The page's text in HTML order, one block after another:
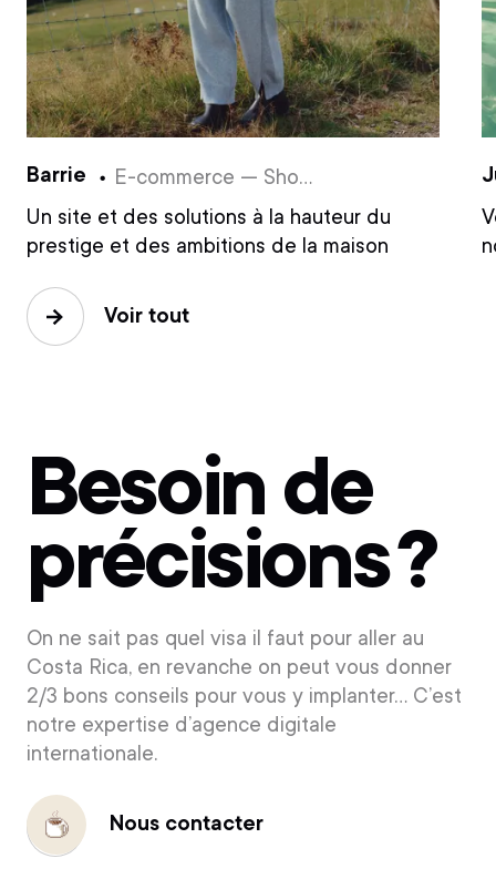
Voir tout
Barrie
E-commerce — Shopify
Un site et des solutions à la hauteur du
prestige et des ambitions de la maison
Besoin de
précisions ?
On ne sait pas quel visa il faut pour aller au
Costa Rica, en revanche on peut vous donner
2/3 bons conseils pour vous y implanter… C’est
notre expertise d’agence digitale
internationale.
Nous contacter